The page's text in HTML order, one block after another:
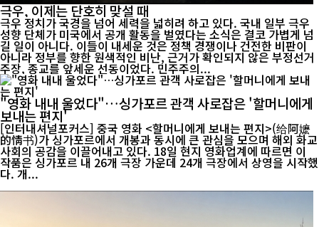
극우, 이제는 단호히 맞설 때
극우 정치가 국경을 넘어 세력을 넓히려 하고 있다. 국내 일부 극우
성향 단체가 미국에서 공개 활동을 벌였다는 소식은 결코 가볍게 넘
길 일이 아니다. 이들이 내세운 것은 정책 경쟁이나 건전한 비판이
아니라 정부를 향한 원색적인 비난, 근거가 확인되지 않은 부정선거
주장, 종교를 앞세운 선동이었다. 민주주의...
"영화 내내 울었다"…싱가포르 관객 사로잡은 '할머니에게
보내는 편지'
[인터내셔널포커스] 중국 영화 <할머니에게 보내는 편지>(给阿嬷
的情书)가 싱가포르에서 개봉과 동시에 큰 관심을 모으며 해외 화교
사회의 공감을 이끌어내고 있다. 18일 현지 영화업계에 따르면 이
작품은 싱가포르 내 26개 극장 가운데 24개 극장에서 상영을 시작했
다. 개...